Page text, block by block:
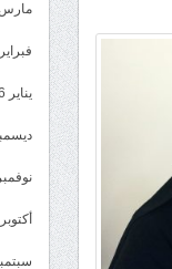
مارس
فبراير 2026
يناير 2026
ديسمبر
نوفمبر 2025
أكتوبر 2025
سبتمبر